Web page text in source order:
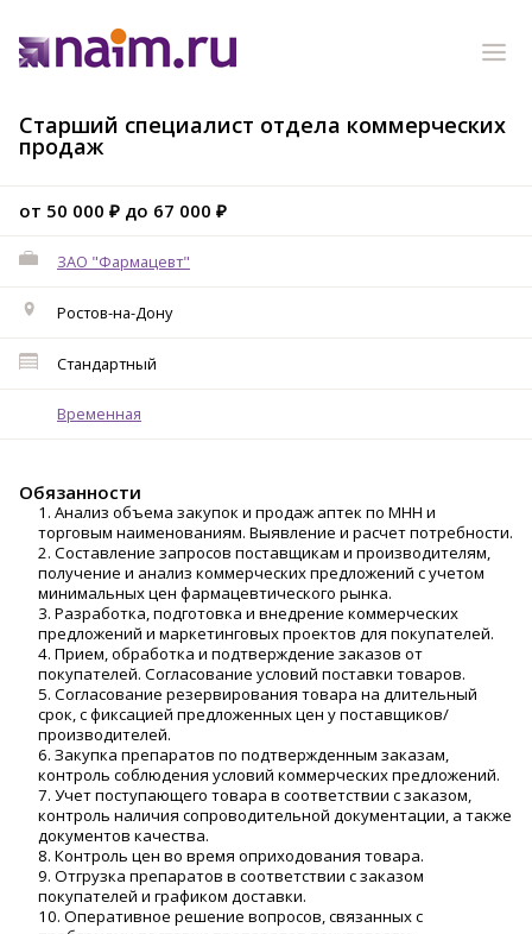
Старший специалист отдела коммерческих
продаж
от 50 000 ₽ до 67 000 ₽
ЗАО "Фармацевт"
Ростов-на-Дону
Стандартный
Временная
Обязанности
1. Анализ объема закупок и продаж аптек по МНН и
торговым наименованиям. Выявление и расчет потребности.
2. Составление запросов поставщикам и производителям,
получение и анализ коммерческих предложений с учетом
минимальных цен фармацевтического рынка.
3. Разработка, подготовка и внедрение коммерческих
предложений и маркетинговых проектов для покупателей.
4. Прием, обработка и подтверждение заказов от
покупателей. Согласование условий поставки товаров.
5. Согласование резервирования товара на длительный
срок, с фиксацией предложенных цен у поставщиков/
производителей.
6. Закупка препаратов по подтвержденным заказам,
контроль соблюдения условий коммерческих предложений.
7. Учет поступающего товара в соответствии с заказом,
контроль наличия сопроводительной документации, а также
документов качества.
8. Контроль цен во время оприходования товара.
9. Отгрузка препаратов в соответствии с заказом
покупателей и графиком доставки.
10. Оперативное решение вопросов, связанных с